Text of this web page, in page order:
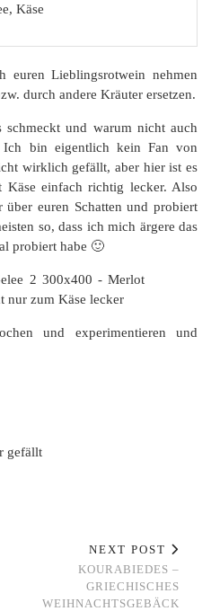
Käse
Lieblingsrotwein nehmen
durch andere Kräuter ersetzen.
und warum nicht auch
Ich bin eigentlich kein Fan von
wirklich gefällt, aber hier ist es
einfach richtig lecker. Also
euren Schatten und probiert
so, dass ich mich ärgere das
probiert habe 🙂
und experimentieren und
gefällt
NEXT POST
KOURABIEDES –
GRIECHISCHES
WEIHNACHTSGEBÄCK